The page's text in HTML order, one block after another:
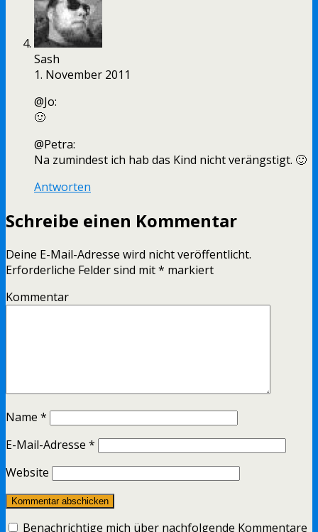
Sash
1. November 2011
@Jo:
🙂
@Petra:
Na zumindest ich hab das Kind nicht verängstigt. 🙂
Antworten
Schreibe einen Kommentar
Deine E-Mail-Adresse wird nicht veröffentlicht.
Erforderliche Felder sind mit* markiert
Kommentar
Name *
E-Mail-Adresse *
Website
Benachrichtige mich über nachfolgende Kommentare